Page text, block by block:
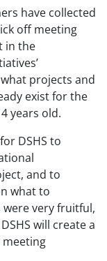
have collected
off meeting
in the
projects and
exist for the
years old.
DSHS to
and to
what to
were very fruitful,
will create a